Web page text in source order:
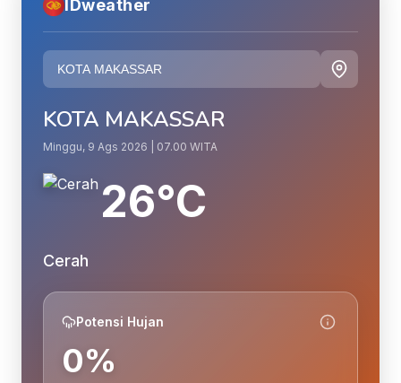
IDweather
KOTA MAKASSAR
Minggu, 9 Ags 2026 | 07.00 WITA
26°C
Cerah
Potensi Hujan
0%